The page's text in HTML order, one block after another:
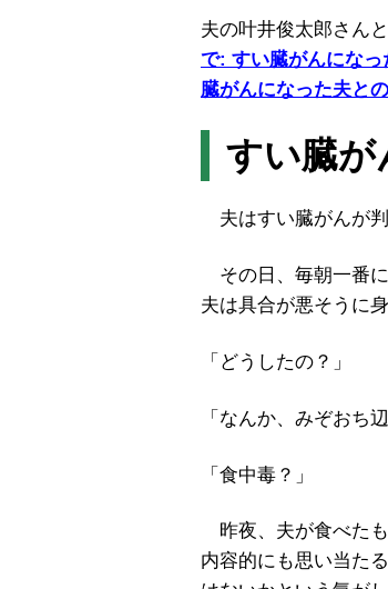
夫の叶井俊太郎さん
で: すい臓がんになっ
臓がんになった夫との
すい臓が
夫はすい臓がんが判
その日、毎朝一番
夫は具合が悪そうに
「どうしたの？」
「なんか、みぞおち
「食中毒？」
昨夜、夫が食べたも
内容的にも思い当た